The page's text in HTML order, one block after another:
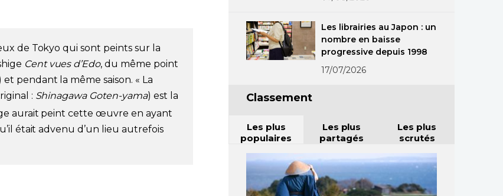
de Tokyo qui sont peints sur la
Cent vues d’Edo, du même point
pendant la même saison. « La
: Shinagawa Goten-yama) est la
aurait peint cette œuvre en ayant
était advenu d’un lieu autrefois
Les librairies au Japon : un
nombre en baisse
progressive depuis 1998
17/07/2026
Classement
Les plus
populaires
Les plus
partagés
Les plus
scrutés